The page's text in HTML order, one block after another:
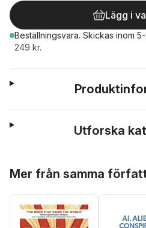
Lägg i
Beställningsvara. Skickas inom
249 kr.
Utforska
Mer från samma